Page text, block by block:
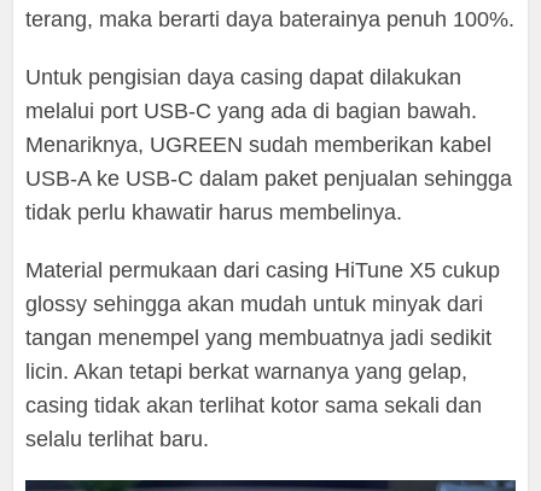
terang, maka berarti daya baterainya penuh 100%.
Untuk pengisian daya casing dapat dilakukan
melalui port USB-C yang ada di bagian bawah.
Menariknya, UGREEN sudah memberikan kabel
USB-A ke USB-C dalam paket penjualan sehingga
tidak perlu khawatir harus membelinya.
Material permukaan dari casing HiTune X5 cukup
glossy sehingga akan mudah untuk minyak dari
tangan menempel yang membuatnya jadi sedikit
licin. Akan tetapi berkat warnanya yang gelap,
casing tidak akan terlihat kotor sama sekali dan
selalu terlihat baru.